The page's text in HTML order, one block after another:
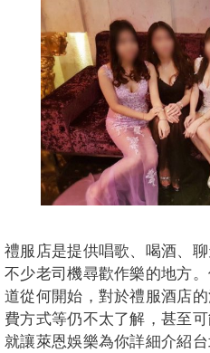
禮服店是提供唱歌、喝酒、
不少老司機尋歡作樂的地方
道從何開始，對於禮服酒店
費方式等仍不太了解，甚至
就讓萊恩娛樂為你詳細介紹